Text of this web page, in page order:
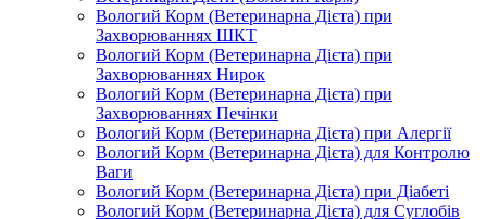
Вологий Корм (Ветеринарна Дієта) при
Захворюваннях ШКТ
Вологий Корм (Ветеринарна Дієта) при
Захворюваннях Нирок
Вологий Корм (Ветеринарна Дієта) при
Захворюваннях Печінки
Вологий Корм (Ветеринарна Дієта) при Алергії
Вологий Корм (Ветеринарна Дієта) для Контролю
Ваги
Вологий Корм (Ветеринарна Дієта) при Діабеті
Вологий Корм (Ветеринарна Дієта) для Суглобів